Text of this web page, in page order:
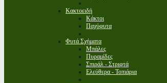
Κακτοειδή
Κάκτοι
Παχύφυτα
Φυτά Σχήματα
Μπάλες
Πυραμίδες
Σπιράλ - Στριφτά
Ελεύθερα - Τοπιάρια